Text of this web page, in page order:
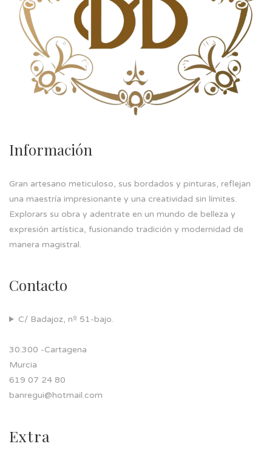
Información
Gran artesano meticuloso, sus bordados y pinturas, reflejan
una maestría impresionante y una creatividad sin límites.
Explorars su obra y adentrate en un mundo de belleza y
expresión artística, fusionando tradición y modernidad de
manera magistral.
Contacto
C/ Badajoz, nº 51-bajo.
30.300 -Cartagena
Murcia
619 07 24 80
banregui@hotmail.com
Extra